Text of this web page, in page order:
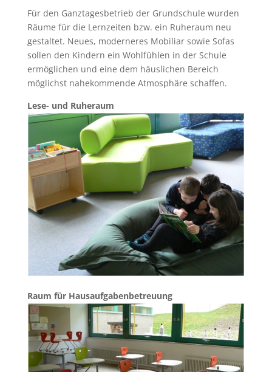
Für den Ganztagesbetrieb der Grundschule wurden
Räume für die Lernzeiten bzw. ein Ruheraum neu
gestaltet. Neues, moderneres Mobiliar sowie Sofas
sollen den Kindern ein Wohlfühlen in der Schule
ermöglichen und eine dem häuslichen Bereich
möglichst nahekommende Atmosphäre schaffen.
Lese- und Ruheraum
Raum für Hausaufgabenbetreuung